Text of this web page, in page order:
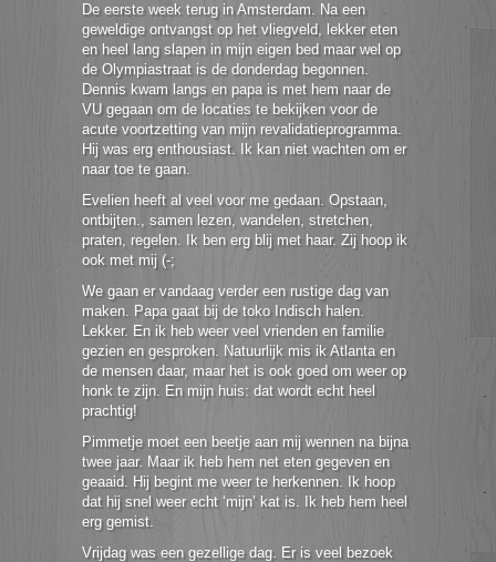
De eerste week terug in Amsterdam. Na een
geweldige ontvangst op het vliegveld, lekker eten
en heel lang slapen in mijn eigen bed maar wel op
de Olympiastraat is de donderdag begonnen.
Dennis kwam langs en papa is met hem naar de
VU gegaan om de locaties te bekijken voor de
acute voortzetting van mijn revalidatieprogramma.
Hij was erg enthousiast. Ik kan niet wachten om er
naar toe te gaan.
Evelien heeft al veel voor me gedaan. Opstaan,
ontbijten., samen lezen, wandelen, stretchen,
praten, regelen. Ik ben erg blij met haar. Zij hoop ik
ook met mij (-;
We gaan er vandaag verder een rustige dag van
maken. Papa gaat bij de toko Indisch halen.
Lekker. En ik heb weer veel vrienden en familie
gezien en gesproken. Natuurlijk mis ik Atlanta en
de mensen daar, maar het is ook goed om weer op
honk te zijn. En mijn huis: dat wordt echt heel
prachtig!
Pimmetje moet een beetje aan mij wennen na bijna
twee jaar. Maar ik heb hem net eten gegeven en
geaaid. Hij begint me weer te herkennen. Ik hoop
dat hij snel weer echt ‘mijn’ kat is. Ik heb hem heel
erg gemist.
Vrijdag was een gezellige dag. Er is veel bezoek